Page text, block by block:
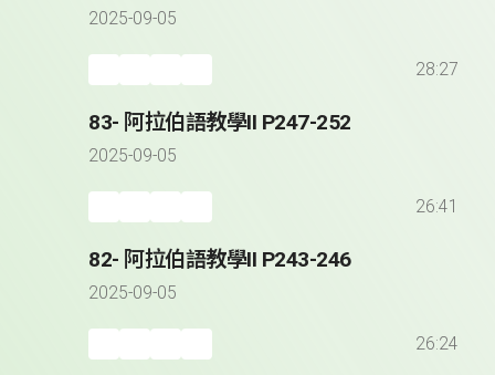
2025-09-05
28:27
83- 阿拉伯語教學II P247-252
2025-09-05
26:41
82- 阿拉伯語教學II P243-246
2025-09-05
26:24